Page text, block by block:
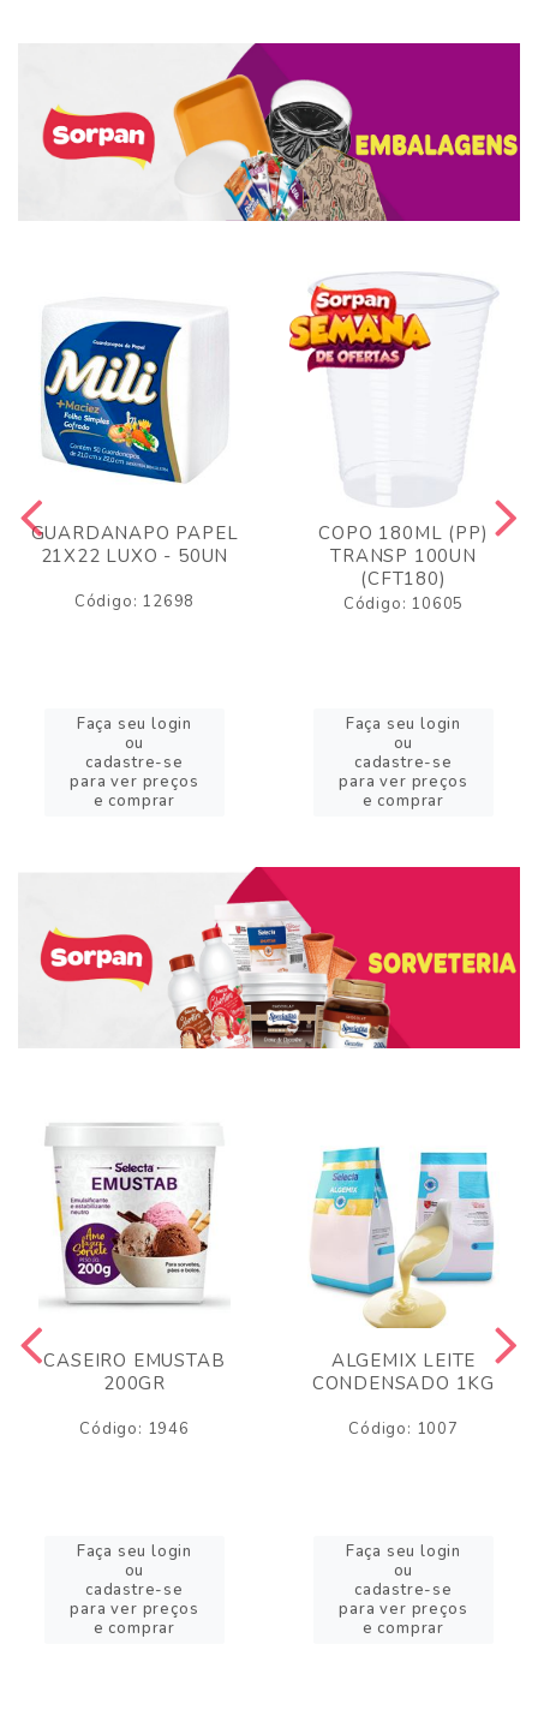
GUARDANAPO PAPEL
21X22 LUXO - 50UN
Código: 12698
Faça seu login
ou
cadastre-se
para ver preços
e comprar
COPO 180ML (PP)
TRANSP 100UN
(CFT180)
Código: 10605
Faça seu login
ou
cadastre-se
para ver preços
e comprar
CASEIRO EMUSTAB
200GR
Código: 1946
Faça seu login
ou
cadastre-se
para ver preços
e comprar
ALGEMIX LEITE
CONDENSADO 1KG
Código: 1007
Faça seu login
ou
cadastre-se
para ver preços
e comprar